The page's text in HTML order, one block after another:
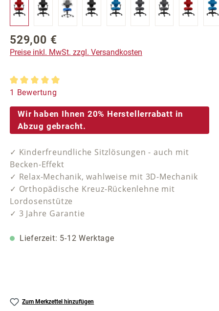
Regulärer Preis:
529,00 €
Preise inkl. MwSt. zzgl. Versandkosten
Durchschnittliche Bewertung von 5 von 5 Sternen
1 Bewertung
Wir haben Ihnen 20% Herstellerrabatt in
Abzug gebracht.
✓ Kinderfreundliche Sitzlösungen - auch mit
Becken-Effekt
✓ Relax-Mechanik, wahlweise mit 3D-Mechanik
✓ Orthopädische Kreuz-Rückenlehne mit
Lordosenstütze
✓ 3 Jahre Garantie
Lieferzeit: 5-12 Werktage
Zum Merkzettel hinzufügen